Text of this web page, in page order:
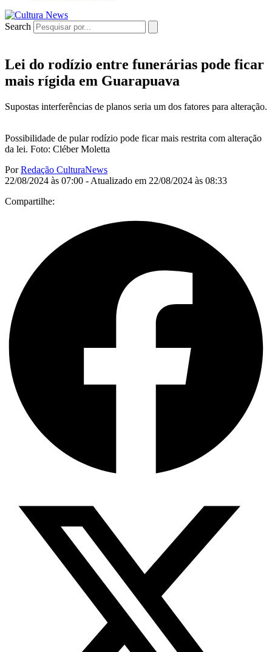
Search
Lei do rodízio entre funerárias pode ficar
mais rígida em Guarapuava
Supostas interferências de planos seria um dos fatores para alteração.
Possibilidade de pular rodízio pode ficar mais restrita com alteração
da lei. Foto: Cléber Moletta
PorRedação CulturaNews
22/08/2024 às 07:00 - Atualizado em 22/08/2024 às 08:33
Compartilhe: